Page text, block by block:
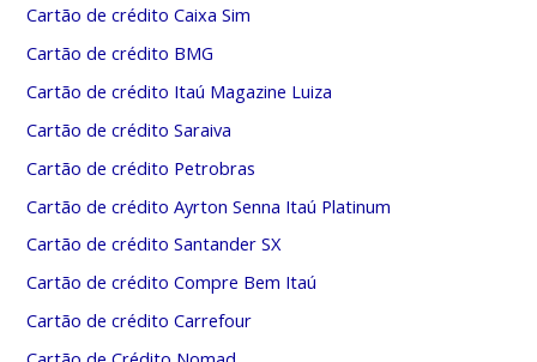
Cartão de crédito Caixa Sim
Cartão de crédito BMG
Cartão de crédito Itaú Magazine Luiza
Cartão de crédito Saraiva
Cartão de crédito Petrobras
Cartão de crédito Ayrton Senna Itaú Platinum
Cartão de crédito Santander SX
Cartão de crédito Compre Bem Itaú
Cartão de crédito Carrefour